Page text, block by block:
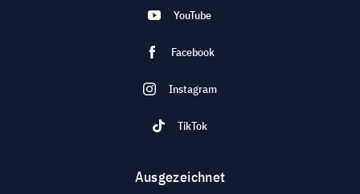
YouTube
Facebook
Instagram
TikTok
Ausgezeichnet